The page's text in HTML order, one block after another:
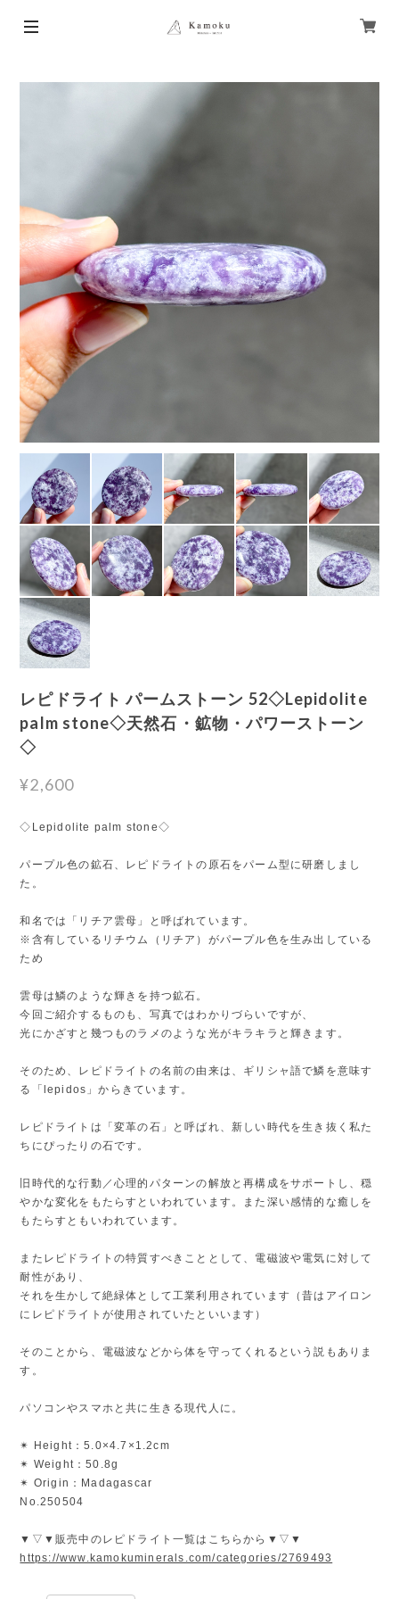
レピドライト パームストーン 52◇Lepidolite
palm stone◇天然石・鉱物・パワーストーン
◇
¥2,600
◇Lepidolite palm stone◇
パープル色の鉱石、レピドライトの原石をパーム型に研磨しまし
た。
和名では「リチア雲母」と呼ばれています。
※含有しているリチウム（リチア）がパープル色を生み出している
ため
雲母は鱗のような輝きを持つ鉱石。
今回ご紹介するものも、写真ではわかりづらいですが、
光にかざすと幾つものラメのような光がキラキラと輝きます。
そのため、レピドライトの名前の由来は、ギリシャ語で鱗を意味す
る「lepidos」からきています。
レピドライトは「変革の石」と呼ばれ、新しい時代を生き抜く私た
ちにぴったりの石です。
旧時代的な行動／心理的パターンの解放と再構成をサポートし、穏
やかな変化をもたらすといわれています。また深い感情的な癒しを
もたらすともいわれています。
またレピドライトの特質すべきこととして、電磁波や電気に対して
耐性があり、
それを生かして絶緑体として工業利用されています（昔はアイロン
にレピドライトが使用されていたといいます）
そのことから、電磁波などから体を守ってくれるという説もありま
す。
パソコンやスマホと共に生きる現代人に。
✴︎ Height：5.0×4.7×1.2cm
✴︎ Weight：50.8g
✴︎ Origin：Madagascar
No.250504
▼▽▼販売中のレピドライト一覧はこちらから▼▽▼
https://www.kamokuminerals.com/categories/2769493